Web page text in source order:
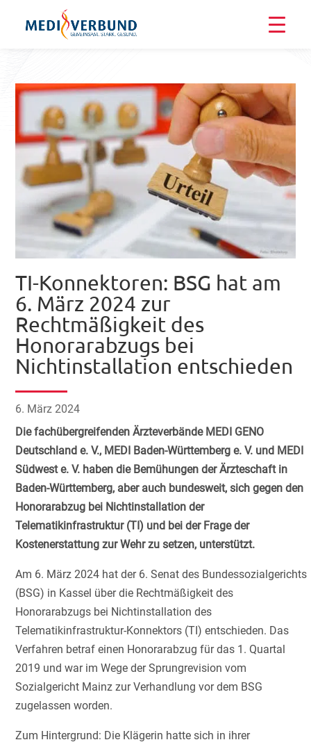
TI-Konnektoren: BSG hat am
6. März 2024 zur
Rechtmäßigkeit des
Honorarabzugs bei
Nichtinstallation entschieden
6. März 2024
Die fachübergreifenden Ärzteverbände MEDI GENO
Deutschland e. V., MEDI Baden-Württemberg e. V. und MEDI
Südwest e. V. haben die Bemühungen der Ärzteschaft in
Baden-Württemberg, aber auch bundesweit, sich gegen den
Honorarabzug bei Nichtinstallation der
Telematikinfrastruktur (TI) und bei der Frage der
Kostenerstattung zur Wehr zu setzen, unterstützt.
Am 6. März 2024 hat der 6. Senat des Bundessozialgerichts
(BSG) in Kassel über die Rechtmäßigkeit des
Honorarabzugs bei Nichtinstallation des
Telematikinfrastruktur-Konnektors (TI) entschieden. Das
Verfahren betraf einen Honorarabzug für das 1. Quartal
2019 und war im Wege der Sprungrevision vom
Sozialgericht Mainz zur Verhandlung vor dem BSG
zugelassen worden.
Zum Hintergrund: Die Klägerin hatte sich in ihrer